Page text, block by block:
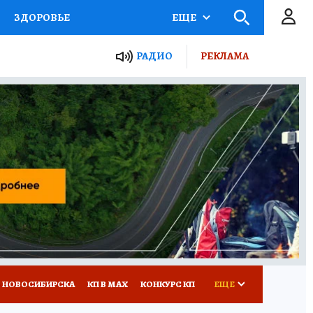
ЗДОРОВЬЕ
Я ЗНАЮ СЕМЬЯ
СЕРИАЛЫ
ВСЕ О КП РАДИО КП
ЕЩЕ
РАДИО РЕКЛАМА
КП В МАХ КОНКУРС КП ЕЩЕ